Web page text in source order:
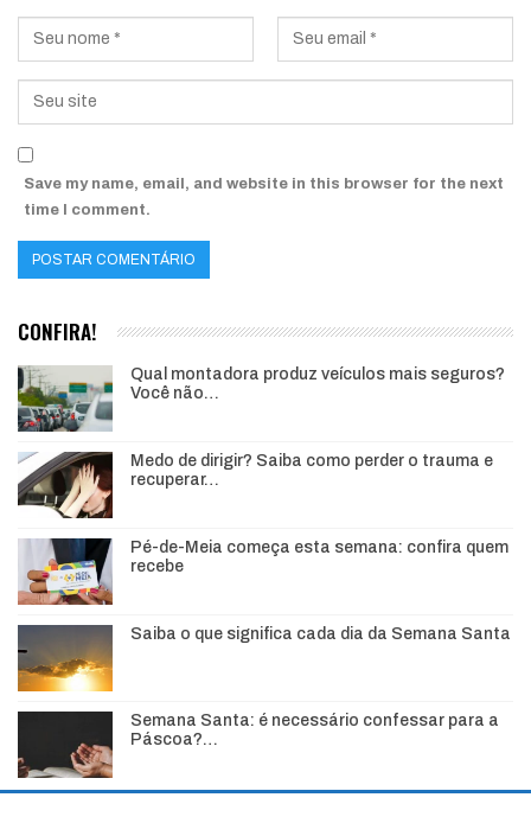
Save my name, email, and website in this browser for the next
time I comment.
CONFIRA!
Qual montadora produz veículos mais seguros?
Você não…
Medo de dirigir? Saiba como perder o trauma e
recuperar…
Pé-de-Meia começa esta semana: confira quem
recebe
Saiba o que significa cada dia da Semana Santa
Semana Santa: é necessário confessar para a
Páscoa?…